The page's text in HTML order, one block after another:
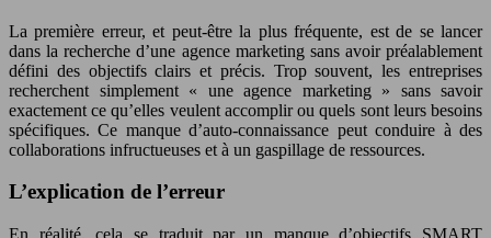
La première erreur, et peut-être la plus fréquente, est de se lancer
dans la recherche d’une agence marketing sans avoir préalablement
défini des objectifs clairs et précis. Trop souvent, les entreprises
recherchent simplement « une agence marketing » sans savoir
exactement ce qu’elles veulent accomplir ou quels sont leurs besoins
spécifiques. Ce manque d’auto-connaissance peut conduire à des
collaborations infructueuses et à un gaspillage de ressources.
L’explication de l’erreur